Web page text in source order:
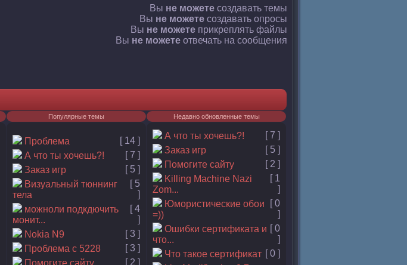
Вы не можете создавать темы
Вы не можете создавать опросы
Вы не можете прикреплять файлы
Вы не можете отвечать на сообщения
Популярные темы Недавно обновленные темы
Проблема
[ 14 ]
А что ты хочешь?!
[ 7 ]
Заказ игр
[ 5 ]
Визуальный тюннинг
тела
[ 5
]
можноли подкдючить
монит...
[ 4
]
Nokia N9
[ 3 ]
Проблема с 5228
[ 3 ]
Помогите сайту
[ 2 ]
А что ты хочешь?!
[ 7 ]
Заказ игр
[ 5 ]
Помогите сайту
[ 2 ]
Killing Machine Nazi
Zom...
[ 1
]
Юмористические обои
=))
[ 0
]
Ошибки сертификата и
что...
[ 0
]
Что такое сертификат [ 0 ]